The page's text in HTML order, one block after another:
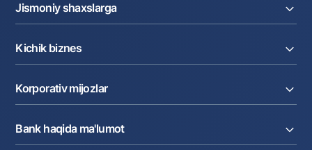
Jismoniy shaxslarga
Omonatlar
Kartalar
Pul oʻtkazmalari
Valyutalar kursi
Tariflar
Aksiyalar
Milliy mobil ilovasi
Kichik biznes
Kreditlar
Ekvayring
Depozitlar
Kartalar
Korporativ mijozlar
Faktoring
Bank haqida ma'lumot